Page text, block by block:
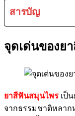
สารบัญ
จุดเด่นของย
ยาสีฟันสมุนไพร เป็
จากธรรมชาติหลาก